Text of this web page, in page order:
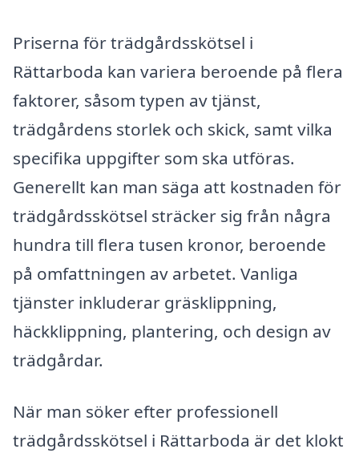
Priserna för trädgårdsskötsel i
Rättarboda kan variera beroende på flera
faktorer, såsom typen av tjänst,
trädgårdens storlek och skick, samt vilka
specifika uppgifter som ska utföras.
Generellt kan man säga att kostnaden för
trädgårdsskötsel sträcker sig från några
hundra till flera tusen kronor, beroende
på omfattningen av arbetet. Vanliga
tjänster inkluderar gräsklippning,
häckklippning, plantering, och design av
trädgårdar.
När man söker efter professionell
trädgårdsskötsel i Rättarboda är det klokt